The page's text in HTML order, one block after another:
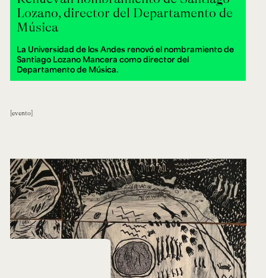
Lozano, director del Departamento de
Música
La Universidad de los Andes renovó el nombramiento de
Santiago Lozano Mancera como director del
Departamento de Música.
evento